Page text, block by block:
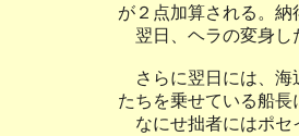
が２点加算される。納
翌日、ヘラの変身し
さらに翌日には、海
たちを乗せている船
なにせ拙者にはポセ